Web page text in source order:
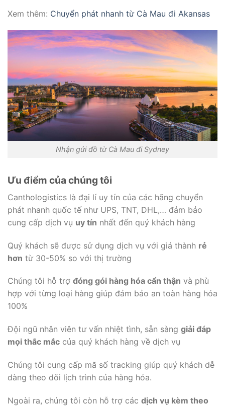
Xem thêm: Chuyển phát nhanh từ Cà Mau đi Akansas
Nhận gửi đồ từ Cà Mau đi Sydney
Ưu điểm của chúng tôi
Canthologistics là đại lí uy tín của các hãng chuyển
phát nhanh quốc tế như UPS, TNT, DHL,… đảm bảo
cung cấp dịch vụ uy tín nhất đến quý khách hàng
Quý khách sẽ được sử dụng dịch vụ với giá thành rẻ
hơn từ 30-50% so với thị trường
Chúng tôi hỗ trợ đóng gói hàng hóa cẩn thận và phù
hợp với từng loại hàng giúp đảm bảo an toàn hàng hóa
100%
Đội ngũ nhân viên tư vấn nhiệt tình, sẵn sàng giải đáp
mọi thắc mắc của quý khách hàng về dịch vụ
Chúng tôi cung cấp mã số tracking giúp quý khách dễ
dàng theo dõi lịch trình của hàng hóa.
Ngoài ra, chúng tôi còn hỗ trợ các dịch vụ kèm theo